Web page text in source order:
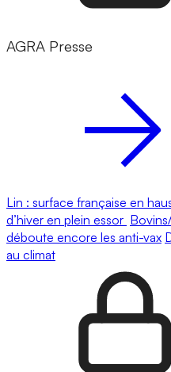
AGRA Presse
Lin : surface française en
d’hiver en plein essor
déboute encore les anti-vax
au climat